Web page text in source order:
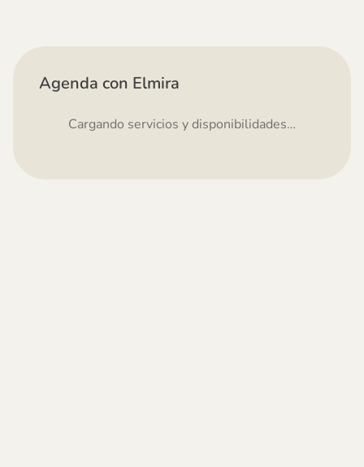
Agenda con Elmira
Cargando servicios y disponibilidades…